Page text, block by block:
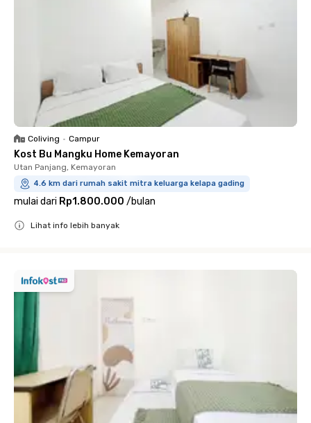
Coliving • Campur
Kost Bu Mangku Home Kemayoran
Utan Panjang, Kemayoran
4.6 km dari rumah sakit mitra keluarga kelapa gading
mulai dari Rp1.800.000 /bulan
Lihat info lebih banyak